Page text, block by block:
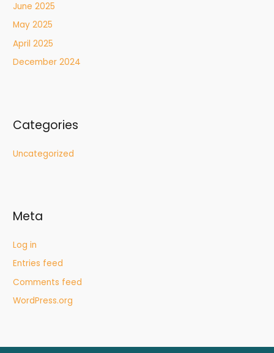
June 2025
May 2025
April 2025
December 2024
Categories
Uncategorized
Meta
Log in
Entries feed
Comments feed
WordPress.org